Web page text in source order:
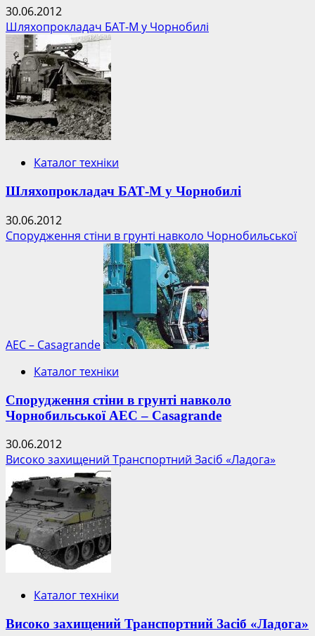
30.06.2012
Шляхопрокладач БАТ-М у Чорнобилі
Каталог техніки
Шляхопрокладач БАТ-М у Чорнобилі
30.06.2012
Спорудження стіни в грунті навколо Чорнобильської
АЕС – Casagrande
Каталог техніки
Спорудження стіни в грунті навколо
Чорнобильської АЕС – Casagrande
30.06.2012
Високо захищений Транспортний Засіб «Ладога»
Каталог техніки
Високо захищений Транспортний Засіб «Ладога»